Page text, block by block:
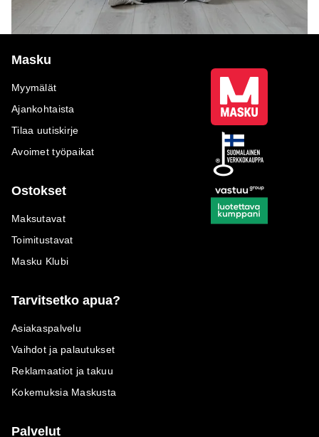
Masku
Myymälät
Ajankohtaista
Tilaa uutiskirje
Avoimet työpaikat
Ostokset
Maksutavat
Toimitustavat
Masku Klubi
Tarvitsetko apua?
Asiakaspalvelu
Vaihdot ja palautukset
Reklamaatiot ja takuu
Kokemuksia Maskusta
Palvelut